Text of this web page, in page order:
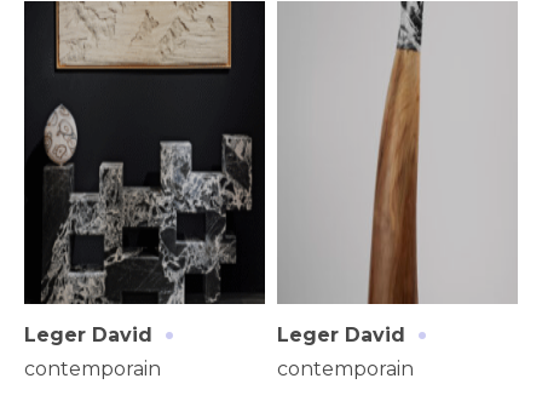
Leger David ·
contemporain
Leger David ·
contemporain